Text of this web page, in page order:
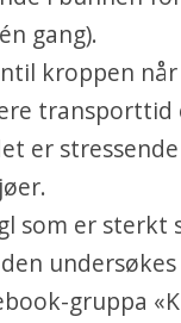
gang).
kroppen
transporttid
er
som er
gruppa